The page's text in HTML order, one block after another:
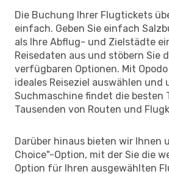
Die Buchung Ihrer Flugtickets
einfach. Geben Sie einfach
als Ihre Abflug- und Zielstädte
Reisedaten aus und stöbern Sie
verfügbaren Optionen. Mit
ideales Reiseziel auswählen und
Suchmaschine findet die besten
Tausenden von Routen und
Darüber hinaus bieten wir Ihnen
Choice"-Option, mit der Sie die
Option für Ihren ausgewählten